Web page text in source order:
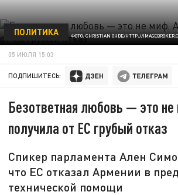
ФОТО: CHRISTIAN OHDE/HTTP://
ПОЛИТИКА
05 ИЮЛЯ 15:03
ПОДПИШИТЕСЬ:
Безответная любовь — это
получила от ЕС грубый отказ
Спикер парламента Ален
что ЕС отказал Армении в
технической помощи